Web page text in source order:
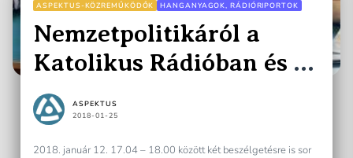
ASPEKTUS-KÖZREMŰKÖDŐK HANGANYAGOK, RÁDIÓRIPORTOK
Nemzetpolitikáról a
Katolikus Rádióban és a
Polgárok Házában
ASPEKTUS
2018-01-25
2018. január 12. 17.04 – 18.00 között két beszélgetésre is sor